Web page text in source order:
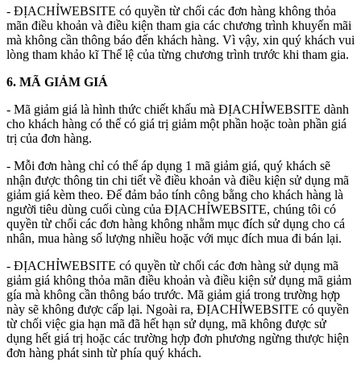
- ĐỊACHỈWEBSITE có quyền từ chối các đơn hàng không thỏa
mãn điều khoản và điều kiện tham gia các chương trình khuyến mãi
mà không cần thông báo đến khách hàng. Vì vậy, xin quý khách vui
lòng tham khảo kĩ Thể lệ của từng chương trình trước khi tham gia.
6. MÃ GIẢM GIÁ
- Mã giảm giá là hình thức chiết khấu mà ĐỊACHỈWEBSITE dành
cho khách hàng có thể có giá trị giảm một phần hoặc toàn phần giá
trị của đơn hàng.
- Mỗi đơn hàng chỉ có thể áp dụng 1 mã giảm giá, quý khách sẽ
nhận được thông tin chi tiết về điều khoản và điều kiện sử dụng mã
giảm giá kèm theo. Để đảm bảo tính công bằng cho khách hàng là
người tiêu dùng cuối cùng của ĐỊACHỈWEBSITE, chúng tôi có
quyền từ chối các đơn hàng không nhằm mục đích sử dụng cho cá
nhân, mua hàng số lượng nhiều hoặc với mục đích mua đi bán lại.
- ĐỊACHỈWEBSITE có quyền từ chối các đơn hàng sử dụng mã
giảm giá không thỏa mãn điều khoản và điều kiện sử dụng mã giảm
gía mà không cần thông báo trước. Mã giảm giá trong trường hợp
này sẽ không được cấp lại. Ngoài ra, ĐỊACHỈWEBSITE có quyền
từ chối việc gia hạn mã đã hết hạn sử dụng, mã không được sử
dụng hết giá trị hoặc các trường hợp đơn phương ngừng thược hiện
đơn hàng phát sinh từ phía quý khách.